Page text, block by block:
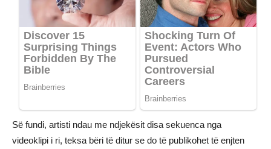
Së fundi, artisti ndau me ndjekësit disa sekuenca nga
videoklipi i ri, teksa bëri të ditur se do të publikohet të enjten